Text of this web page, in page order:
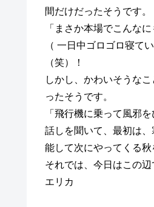
間だけだったそうです。
「まさか本場でこんなに
（ 一日中ゴロゴロ寝て
（笑）！
しかし、かわいそうなこ
ったそうです。
「飛行機に乗って風邪
話しを聞いて、最初は
能して次にやってくる
それでは、今日はこの辺
エリカ